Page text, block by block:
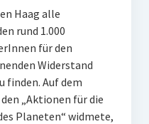
Haag alle
rund 1.000
für den
Widerstand
finden. Auf dem
„Aktionen für die
Planeten“ widmete,